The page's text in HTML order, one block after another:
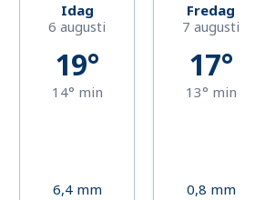
Idag
6 augusti
19°
14° min
6,4 mm
Fredag
7 augusti
17°
13° min
0,8 mm